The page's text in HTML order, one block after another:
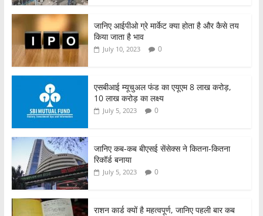
जानिए आईपीओ ग्रे मार्केट क्या होता है और कैसे तय
किया जाता है भाव
July 10, 2023 0
एसबीआई म्यूचुअल फंड का एयूएम 8 लाख करोड़,
10 लाख करोड़ का लक्ष्य
July 5, 2023 0
जानिए कब-कब बीएसई सेंसेक्स ने कितना-कितना
रिकॉर्ड बनाया
July 5, 2023 0
राशन कार्ड क्यों है महत्वपूर्ण, जानिए पहली बार कब